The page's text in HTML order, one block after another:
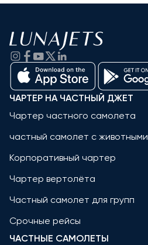
ЧАРТЕР НА ЧАСТНЫЙ ДЖЕТ
Чартер частного самолета
частный самолет с животными
Корпоративный чартер
Чартер вертолёта
Частный самолет для групп
Срочные рейсы
ЧАСТНЫЕ САМОЛЕТЫ